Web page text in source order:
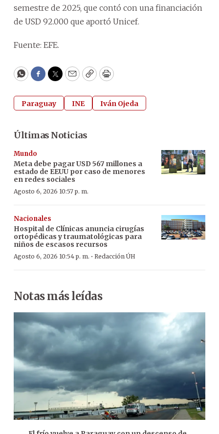
semestre de 2025, que contó con una financiación
de USD 92.000 que aportó Unicef.
Fuente: EFE.
WhatsApp
Facebook
Twitter
EmailCopyPrint
Paraguay INE Iván Ojeda
Últimas Noticias
Mundo
Meta debe pagar USD 567 millones a
estado de EEUU por caso de menores
en redes sociales
Agosto 6, 2026 10:57 p. m.
Nacionales
Hospital de Clínicas anuncia cirugías
ortopédicas y traumatológicas para
niños de escasos recursos
Agosto 6, 2026 10:54 p. m. · Redacción ÚH
Notas más leídas